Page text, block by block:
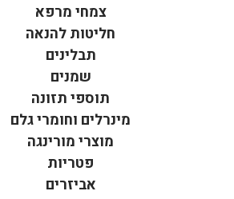
צמחי מרפא
חליטות להנאה
תבלינים
שמנים
תוספי תזונה
מינרלים וחומרי גלם
מוצרי מורינגה
פטריות
אביזרים